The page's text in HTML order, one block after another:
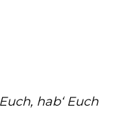
hab‘ Euch